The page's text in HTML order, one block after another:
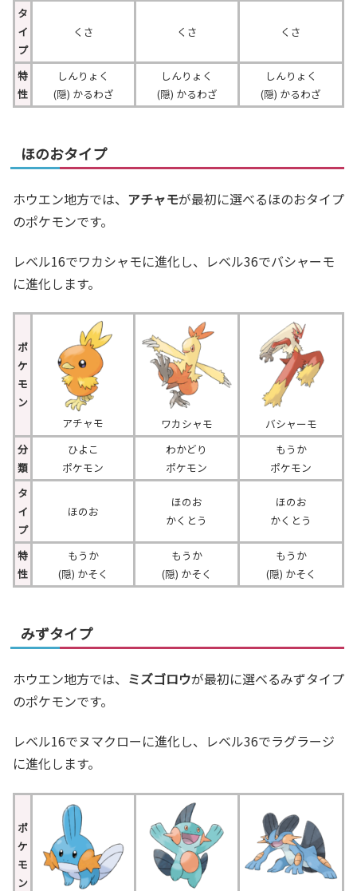
タ
イ
プ
くさ くさ くさ
特
性
しんりょく
(隠) かるわざ
しんりょく
(隠) かるわざ
しんりょく
(隠) かるわざ
ほのおタイプ
ホウエン地方では、 アチャモが最初に選べるほのおタイプ
のポケモンです。
レベル16でワカシャモに進化し、レベル36でバシャーモ
に進化します。
ポ
ケ
モ
ン
アチャモ
ワカシャモ
バシャーモ
分
類
ひよこ
ポケモン
わかどり
ポケモン
もうか
ポケモン
タ
イ
プ
ほのお
ほのお
かくとう
ほのお
かくとう
特
性
もうか
(隠) かそく
もうか
(隠) かそく
もうか
(隠) かそく
みずタイプ
ホウエン地方では、 ミズゴロウが最初に選べるみずタイプ
のポケモンです。
レベル16でヌマクローに進化し、レベル36でラグラージ
に進化します。
ポ
ケ
モ
ン